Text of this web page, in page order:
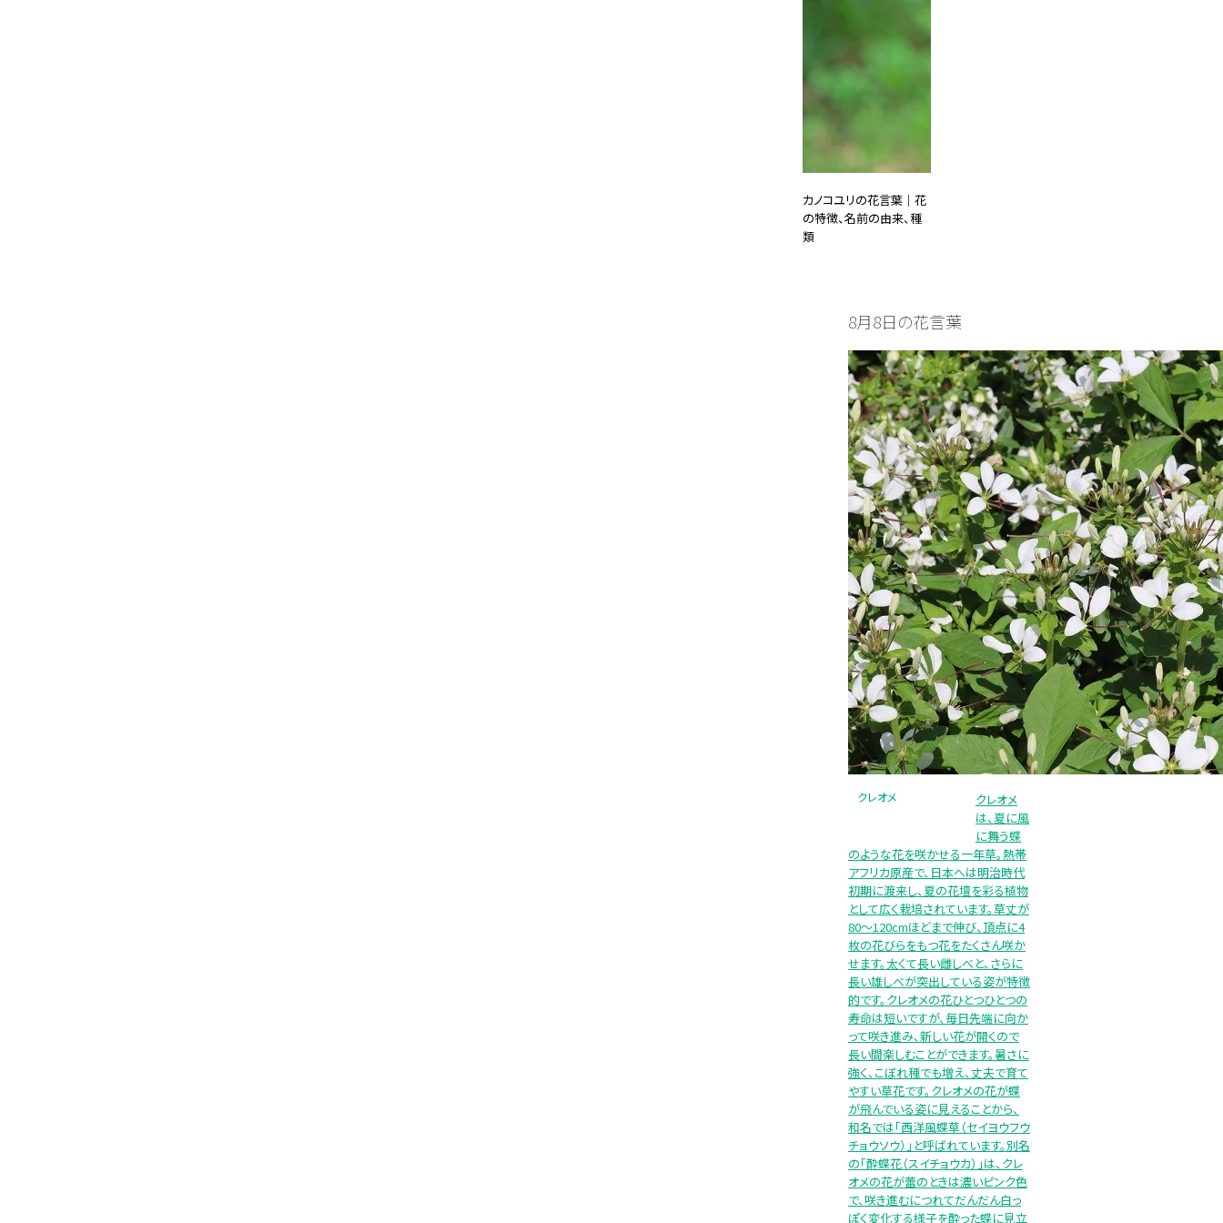
カノコユリの花言葉｜花
の特徴、名前の由来、種
類
8月8日の花言葉
クレオメ
クレオメ
は、夏に風
に舞う蝶
のような花を咲かせる一年草。熱帯
アフリカ原産で、日本へは明治時代
初期に渡来し、夏の花壇を彩る植物
として広く栽培されています。草丈が
80～120cmほどまで伸び、頂点に4
枚の花びらをもつ花をたくさん咲か
せます。太くて長い雌しべと、さらに
長い雄しべが突出している姿が特徴
的です。クレオメの花ひとつひとつの
寿命は短いですが、毎日先端に向か
って咲き進み、新しい花が開くので
長い間楽しむことができます。暑さに
強く、こぼれ種でも増え、丈夫で育て
やすい草花です。クレオメの花が蝶
が飛んでいる姿に見えることから、
和名では「西洋風蝶草（セイヨウフウ
チョウソウ）」と呼ばれています。別名
の「酔蝶花（スイチョウカ）」は、クレ
オメの花が蕾のときは濃いピンク色
で、咲き進むにつれてだんだん白っ
ぽく変化する様子を酔った蝶に見立